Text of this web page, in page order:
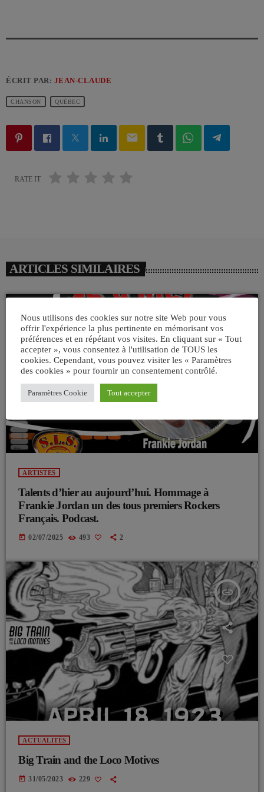
ÉCRIT PAR: JEAN-CLAUDE
CHANSON QUÉBEC
email
RATE IT
ARTICLES SIMILAIRES
insert_link
ARTISTES
Talents d’hier au aujourd’hui. Hommage à
Frankie Jordan un des tous premiers Rockers
Français. Podcast.
today 02/07/2025 493 2
insert_link
ACTUALITÉS
Big Train and the Loco Motives
today 31/05/2023 229
Nous utilisons des cookies sur notre site Web pour vous
offrir l'expérience la plus pertinente en mémorisant vos
préférences et en répétant vos visites. En cliquant sur « Tout
accepter », vous consentez à l'utilisation de TOUS les
cookies. Cependant, vous pouvez visiter les « Paramètres
des cookies » pour fournir un consentement contrôlé.
Paramètres Cookie Tout accepter